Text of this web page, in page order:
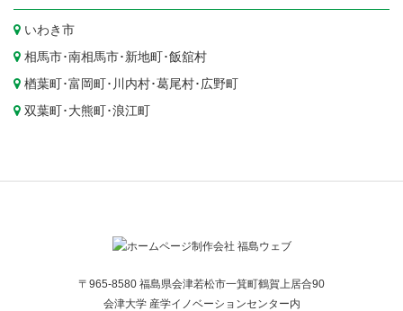
いわき市
相馬市･南相馬市･ 新地町･飯舘村
楢葉町･富岡町･ 川内村･葛尾村･ 広野町
双葉町･ 大熊町･浪江町
〒965-8580 福島県会津若松市一箕町鶴賀上居合90
会津大学 産学イノベーションセンター内